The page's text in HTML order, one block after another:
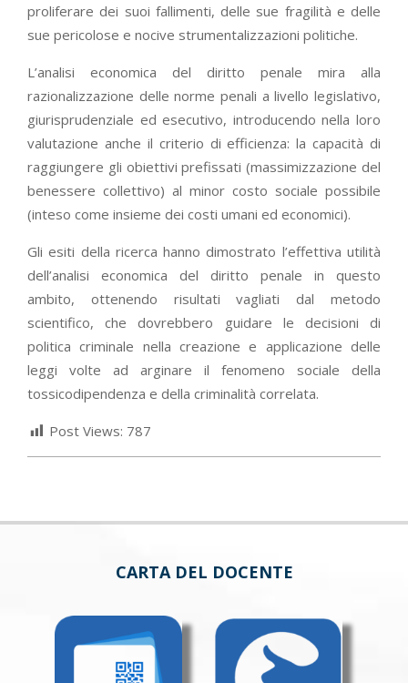
proliferare dei suoi fallimenti, delle sue fragilità e delle
sue pericolose e nocive strumentalizzazioni politiche.
L’analisi economica del diritto penale mira alla
razionalizzazione delle norme penali a livello legislativo,
giurisprudenziale ed esecutivo, introducendo nella loro
valutazione anche il criterio di efficienza: la capacità di
raggiungere gli obiettivi prefissati (massimizzazione del
benessere collettivo) al minor costo sociale possibile
(inteso come insieme dei costi umani ed economici).
Gli esiti della ricerca hanno dimostrato l’effettiva utilità
dell’analisi economica del diritto penale in questo
ambito, ottenendo risultati vagliati dal metodo
scientifico, che dovrebbero guidare le decisioni di
politica criminale nella creazione e applicazione delle
leggi volte ad arginare il fenomeno sociale della
tossicodipendenza e della criminalità correlata.
Post Views: 787
CARTA DEL DOCENTE